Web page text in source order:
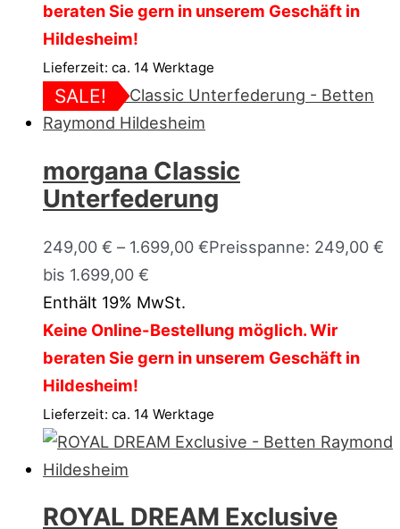
beraten Sie gern in unserem Geschäft in
Hildesheim!
Lieferzeit: ca. 14 Werktage
SALE!
morgana Classic
Unterfederung
249,00 € – 1.699,00 €Preisspanne: 249,00 €
bis 1.699,00 €
Enthält 19% MwSt.
Keine Online-Bestellung möglich. Wir
beraten Sie gern in unserem Geschäft in
Hildesheim!
Lieferzeit: ca. 14 Werktage
ROYAL DREAM Exclusive